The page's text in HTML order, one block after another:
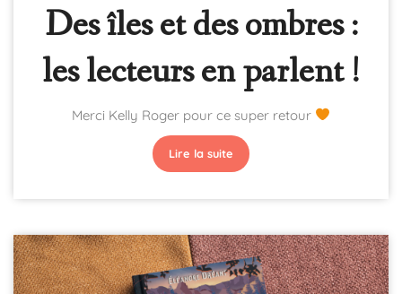
Des îles et des ombres :
les lecteurs en parlent !
Merci Kelly Roger pour ce super retour
Lire la suite